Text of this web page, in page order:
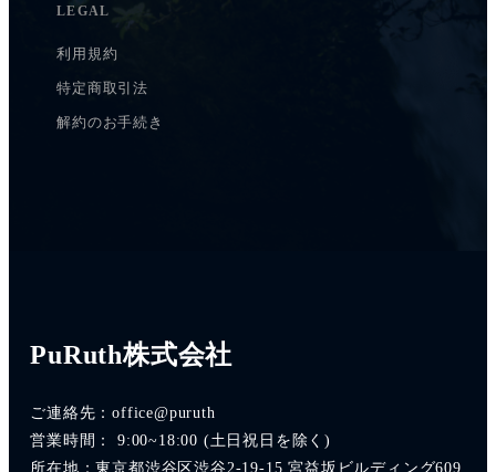
LEGAL
利用規約
特定商取引法
解約のお手続き
PuRuth株式会社
ご連絡先：office@puruth
営業時間： 9:00~18:00 (土日祝日を除く)
所在地：東京都渋谷区渋谷2-19-15 宮益坂ビルディング609